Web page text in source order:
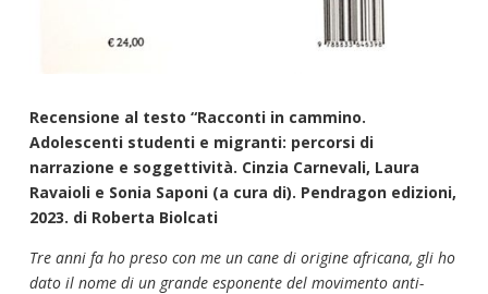
Recensione al testo “Racconti in cammino.
Adolescenti studenti e migranti: percorsi di
narrazione e soggettività. Cinzia Carnevali, Laura
Ravaioli e Sonia Saponi (a cura di). Pendragon edizioni,
2023. di Roberta Biolcati
Tre anni fa ho preso con me un cane di origine africana, gli ho
dato il nome di un grande esponente del movimento anti-